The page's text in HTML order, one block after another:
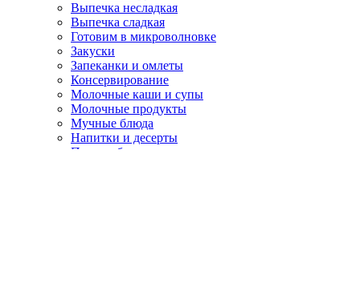
Выпечка несладкая
Выпечка сладкая
Готовим в микроволновке
Закуски
Запеканки и омлеты
Консервирование
Молочные каши и супы
Молочные продукты
Мучные блюда
Напитки и десерты
Первые блюда